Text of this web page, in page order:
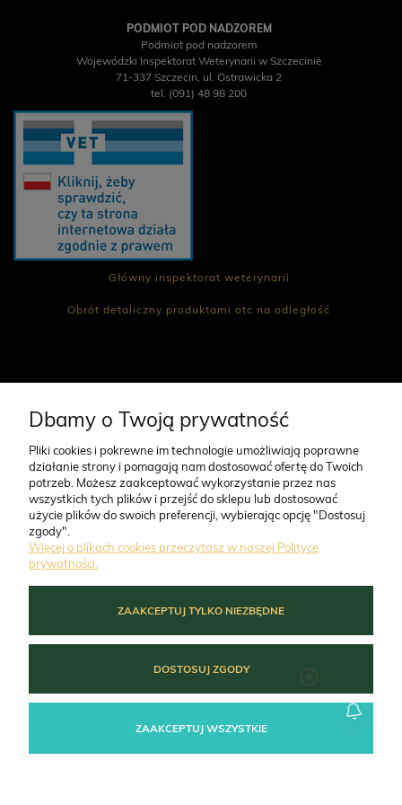
POWIADOM O
DOSTĘPNOŚCI
PODMIOT POD NADZOREM
Podmiot pod nadzorem
Wojewódzki Inspektorat Weterynarii w Szczecinie
71-337 Szczecin, ul. Ostrawicka 2
tel. (091) 48 98 200
Główny inspektorat weterynarii
Obrót detaliczny produktami otc na odległość
CO NAS WYRÓŻNIA
O FIRMIE
MOJE KONTO
Dbamy o Twoją prywatność
Pliki cookies i pokrewne im technologie umożliwiają poprawne
działanie strony i pomagają nam dostosować ofertę do Twoich
potrzeb. Możesz zaakceptować wykorzystanie przez nas
wszystkich tych plików i przejść do sklepu lub dostosować
użycie plików do swoich preferencji, wybierając opcję "Dostosuj
zgody".
Więcej o plikach cookies przeczytasz w naszej Polityce
prywatności.
ZAAKCEPTUJ TYLKO NIEZBĘDNE
DOSTOSUJ ZGODY
ZAAKCEPTUJ WSZYSTKIE